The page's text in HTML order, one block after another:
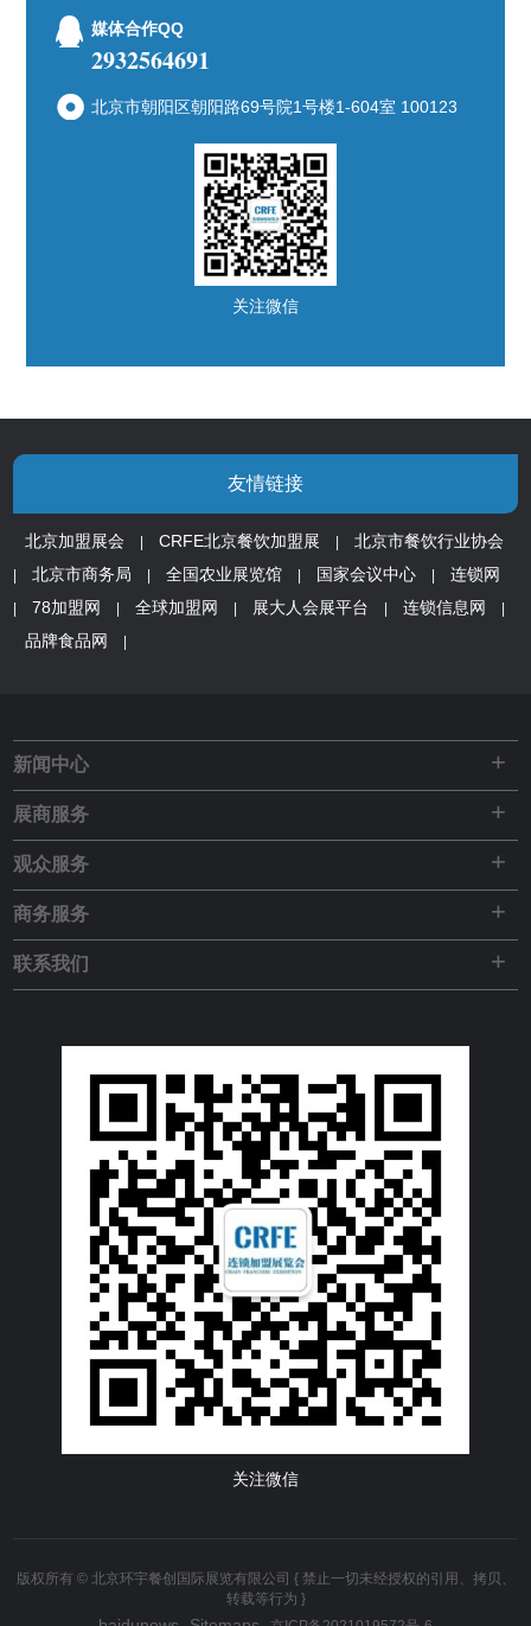
媒体合作QQ
2932564691
北京市朝阳区朝阳路69号院1号楼1-604室 100123
关注微信
友情链接
北京加盟展会 | CRFE北京餐饮加盟展 | 北京市餐饮行业协会
| 北京市商务局 | 全国农业展览馆 | 国家会议中心 | 连锁网
| 78加盟网 | 全球加盟网 | 展大人会展平台 | 连锁信息网 |
品牌食品网 |
新闻中心 +
展商服务 +
观众服务 +
商务服务 +
联系我们 +
关注微信
版权所有 © 北京环宇餐创国际展览有限公司 { 禁止一切未经授权的引用、拷贝、
转载等行为 }